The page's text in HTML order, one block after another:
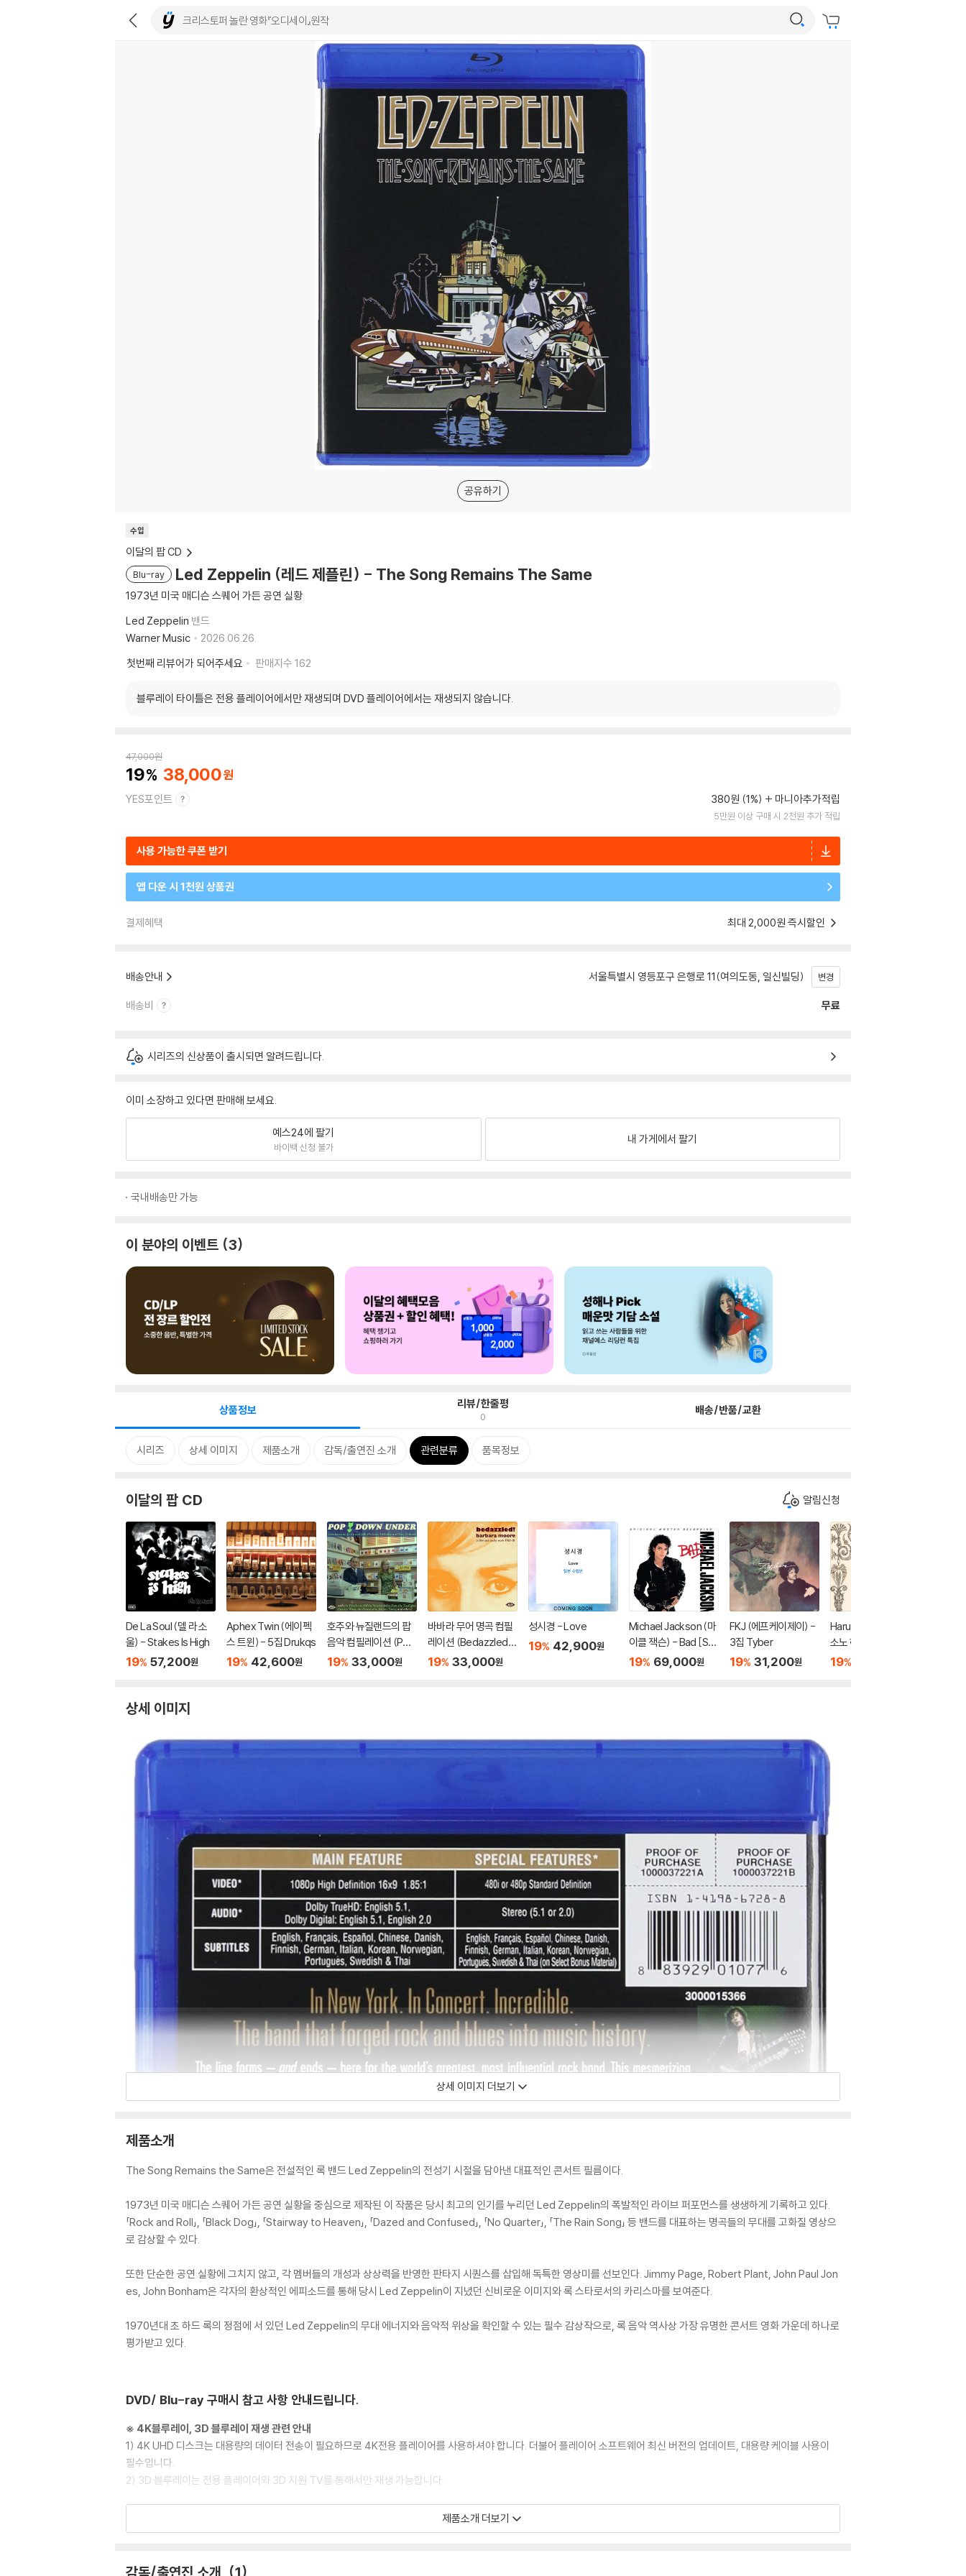
공유하기
수입
이달의 팝 CD
Blu-ray Led Zeppelin (레드 제플린) - The Song Remains The Same
1973년 미국 매디슨 스퀘어 가든 공연 실황
Led Zeppelin 밴드
Warner Music
2026.06.26.
첫번째 리뷰어가 되어주세요
판매지수 162
블루레이 타이틀은 전용 플레이어에서만 재생되며 DVD 플레이어에서는 재생되지 않습니다.
47,000원
19 38,000
YES포인트 380원 (1%) 마니아추가적립
5만원 이상 구매 시 2천원 추가 적립
사용 가능한 쿠폰 받기
앱 다운 시 1천원 상품권
결제혜택 최대 2,000원 즉시할인
배송안내 서울특별시 영등포구 은행로 11(여의도동, 일신빌딩) 변경
배송비 무료
시리즈의 신상품이 출시되면 알려드립니다.
이미 소장하고 있다면 판매해 보세요.
예스24에 팔기
바이백 신청 불가
내 가게에서 팔기
국내배송만 가능
이 분야의 이벤트 3
상품정보 리뷰/한줄평
0 배송/반품/교환
시리즈 상세 이미지 제품소개 감독/출연진 소개 관련분류 품목정보
이달의 팝 CD 알림신청
De La Soul (델 라 소
울) - Stakes Is High
19% 57,200원
Aphex Twin (에이펙
스 트윈) - 5집 Drukqs
19% 42,600원
호주와 뉴질랜드의 팝
음악 컴필레이션 (Pop
Down Under 1966-1
19% 33,000원
바바라 무어 명곡 컴필
레이션 (Bedazzled!
Barbara Moore TV, F
19% 33,000원
성시경 - Love
19% 42,900원
Michael Jackson (마
이클 잭슨) - Bad [SA
CD Hybrid]
19% 69,000원
FKJ (에프케이제이) -
3집 Tyber
19% 31,200원
Haruomi Hosono (호
소노 하루오미) - Your
s Sincerely
19%
상세 이미지
상세 이미지 더보기
제품소개
The Song Remains the Same은 전설적인 록 밴드 Led Zeppelin의 전성기 시절을 담아낸 대표적인 콘서트 필름이다.
1973년 미국 매디슨 스퀘어 가든 공연 실황을 중심으로 제작된 이 작품은 당시 최고의 인기를 누리던 Led Zeppelin의 폭발적인 라이브 퍼포먼스를 생생하게 기록하고 있다.
「Rock and Roll」, 「Black Dog」, 「Stairway to Heaven」, 「Dazed and Confused」, 「No Quarter」, 「The Rain Song」 등 밴드를 대표하는 명곡들의 무대를 고화질 영상으
로 감상할 수 있다.
또한 단순한 공연 실황에 그치지 않고, 각 멤버들의 개성과 상상력을 반영한 판타지 시퀀스를 삽입해 독특한 영상미를 선보인다. Jimmy Page, Robert Plant, John Paul Jon
es, John Bonham은 각자의 환상적인 에피소드를 통해 당시 Led Zeppelin이 지녔던 신비로운 이미지와 록 스타로서의 카리스마를 보여준다.
1970년대 초 하드 록의 정점에 서 있던 Led Zeppelin의 무대 에너지와 음악적 위상을 확인할 수 있는 필수 감상작으로, 록 음악 역사상 가장 유명한 콘서트 영화 가운데 하나로
평가받고 있다.
DVD/ Blu-ray 구매시 참고 사항 안내드립니다.
※ 4K블루레이, 3D 블루레이 재생 관련 안내
1) 4K UHD 디스크는 대용량의 데이터 전송이 필요하므로 4K전용 플레이어를 사용하셔야 합니다. 더불어 플레이어 소프트웨어 최신 버전의 업데이트, 대용량 케이블 사용이
필수입니다.
2) 3D 블루레이는 전용 플레이어와 3D 지원 TV를 통해서만 재생 가능합니다.
1) 제작/배송 과정에서 경미한 아웃케이스 주름, 모서리 눌림 및 갈라짐이 발생할 수 있습니다. 반품을 원하실 경우 미개봉 상태로 문의 부탁드립니다.
3) 렌티큘러 스틸북의 경우, 보호필름이 붙어 판매되기도 합니다. 보호필름 손상에 의한 교환/반품은 불가합니다.
제품소개 더보기
감독/출연진 소개 1